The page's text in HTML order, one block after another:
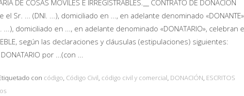
DE COSAS MÓVILES E IRREGISTRABLES.__ CONTRATO DE DONACIÓN
el Sr. ... (DNI. ...), domiciliado en ..., en adelante denominado
domiciliado en ..., en adelante denominado «DONATARIO», celebran
según las declaraciones y cláusulas (estipulaciones) siguientes:
por ...(con ...
con código, Código Civil, código civil y comercial, DONACIÓN, ESCRITOS